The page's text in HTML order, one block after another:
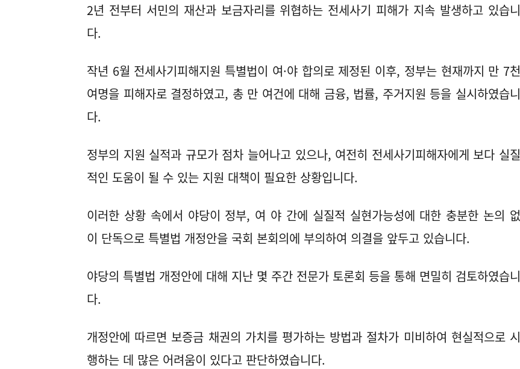
2년 전부터 서민의 재산과 보금자리를 위협하는 전세사기 피해가 지속 발생하고 있습니
다.
작년 6월 전세사기피해지원 특별법이 여·야 합의로 제정된 이후, 정부는 현재까지 만 7천
여명을 피해자로 결정하였고, 총 만 여건에 대해 금융, 법률, 주거지원 등을 실시하였습니
다.
정부의 지원 실적과 규모가 점차 늘어나고 있으나, 여전히 전세사기피해자에게 보다 실질
적인 도움이 될 수 있는 지원 대책이 필요한 상황입니다.
이러한 상황 속에서 야당이 정부, 여 야 간에 실질적 실현가능성에 대한 충분한 논의 없
이 단독으로 특별법 개정안을 국회 본회의에 부의하여 의결을 앞두고 있습니다.
야당의 특별법 개정안에 대해 지난 몇 주간 전문가 토론회 등을 통해 면밀히 검토하였습니
다.
개정안에 따르면 보증금 채권의 가치를 평가하는 방법과 절차가 미비하여 현실적으로 시
행하는 데 많은 어려움이 있다고 판단하였습니다.